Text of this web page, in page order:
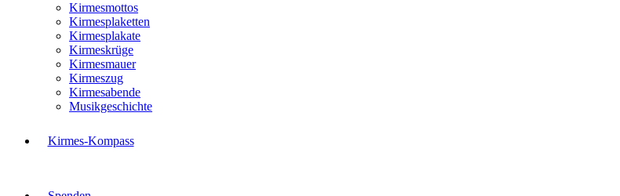
Kirmesmottos
Kirmesplaketten
Kirmesplakate
Kirmeskrüge
Kirmesmauer
Kirmeszug
Kirmesabende
Musikgeschichte
Kirmes-Kompass